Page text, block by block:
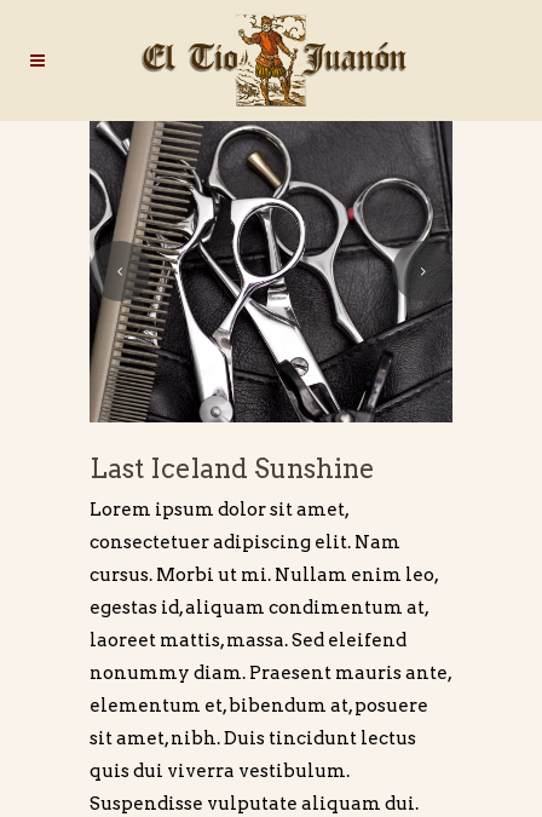
Last Iceland Sunshine
Lorem ipsum dolor sit amet,
consectetuer adipiscing elit. Nam
cursus. Morbi ut mi. Nullam enim leo,
egestas id, aliquam condimentum at,
laoreet mattis, massa. Sed eleifend
nonummy diam. Praesent mauris ante,
elementum et, bibendum at, posuere
sit amet, nibh. Duis tincidunt lectus
quis dui viverra vestibulum.
Suspendisse vulputate aliquam dui.